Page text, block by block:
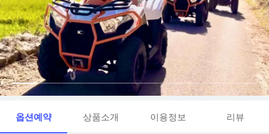
옵션예약 상품소개 이용정보 리뷰